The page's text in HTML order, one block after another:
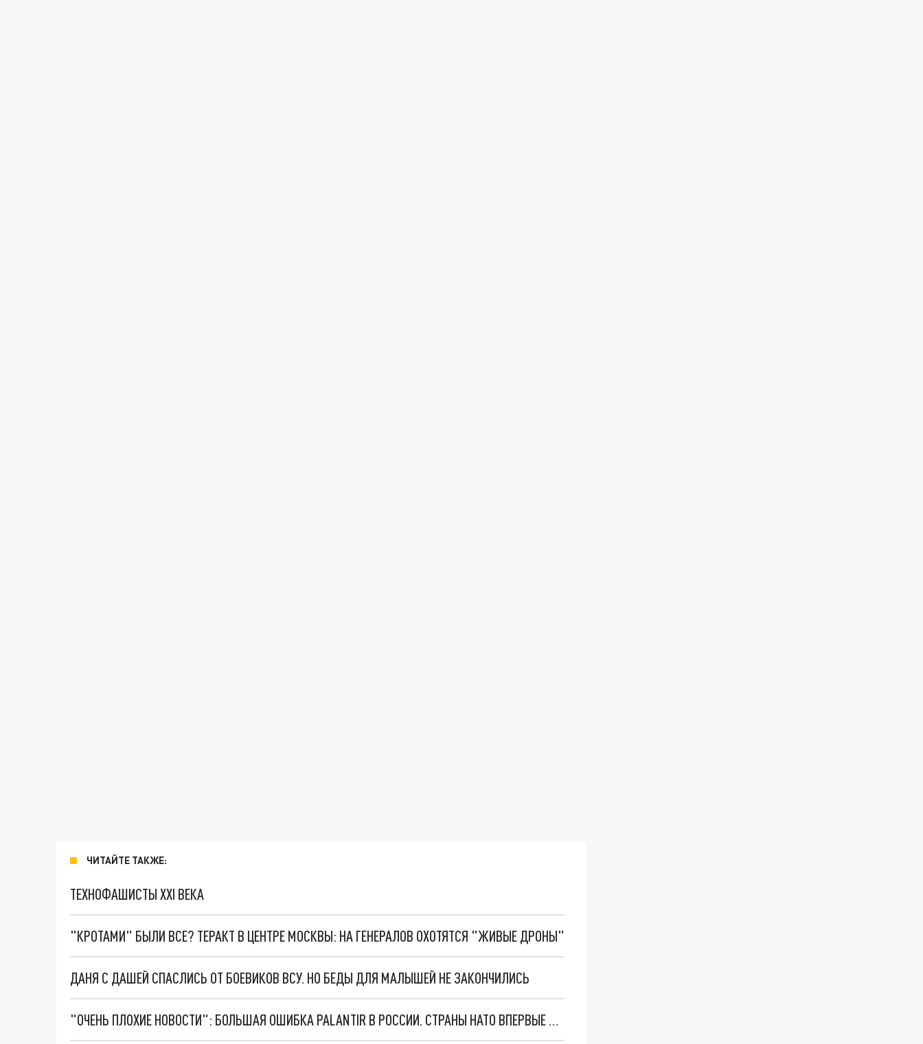
ЧИТАЙТЕ ТАКЖЕ:
ТЕХНОФАШИСТЫ XXI ВЕКА
"КРОТАМИ" БЫЛИ ВСЕ? ТЕРАКТ В ЦЕНТРЕ МОСКВЫ: НА ГЕНЕРАЛОВ ОХОТЯТСЯ "ЖИВЫЕ ДРОНЫ"
ДАНЯ С ДАШЕЙ СПАСЛИСЬ ОТ БОЕВИКОВ ВСУ. НО БЕДЫ ДЛЯ МАЛЫШЕЙ НЕ ЗАКОНЧИЛИСЬ
"ОЧЕНЬ ПЛОХИЕ НОВОСТИ": БОЛЬШАЯ ОШИБКА PALANTIR В РОССИИ. СТРАНЫ НАТО ВПЕРВЫЕ ЗА СВО ОСТАНОВИЛИ ПОСТАВКИ ОРУЖИЯ. ВСУ ТЕРЯЮТ ПРИГРАНИЧЬЕ?